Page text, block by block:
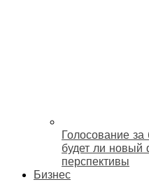
Голосование за
будет ли новый
перспективы
Бизнес